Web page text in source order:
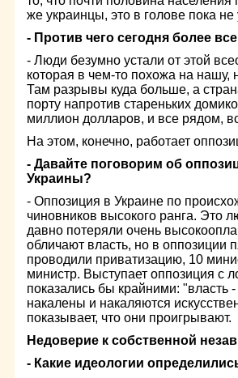
же украинцы, это в голове пока не
- Против чего сегодня более
- Люди безумно устали от этой
которая в чем-то похожа на нашу,
Там разрывы куда больше, а
порту напротив стареньких
миллион долларов, и все рядом,
На этом, конечно, работает
- Давайте поговорим об
Украины?
- Оппозиция в Украине по
чиновников высокого ранга. Это
давно потеряли очень
обличают власть, но в оппозиции
проводили приватизацию, 10
министр. Выступает оппозиция с
показались бы крайними: "власть
накалены и накаляются
показывает, что они проигрывают.
Недоверие к собственной
- Какие идеологии